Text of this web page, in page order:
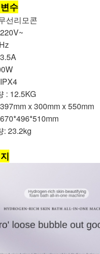
수
선리모콘
: 12.5KG
x 300mm x 550mm
: 23.2kg